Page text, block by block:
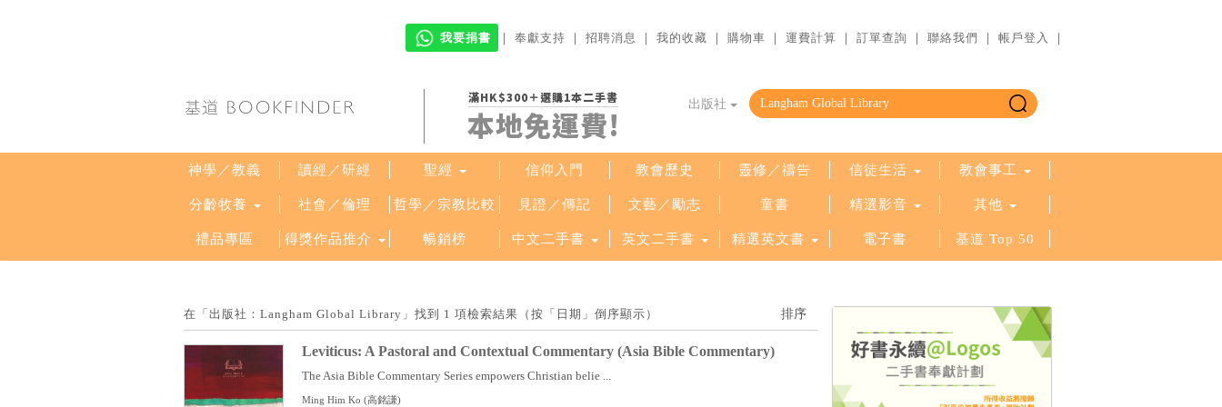
我要捐書 ｜ 奉獻支持 ｜ 招聘消息 ｜ 我的收藏 ｜ 購物車 ｜ 運費計算 ｜ 訂單查詢 ｜ 聯絡我們 ｜ 帳戶登入 ｜
滿HK$300＋選購1本二手書
本地免運費!
出版社
神學／教義 讀經／研經 聖經 信仰入門 教會歷史 靈修／禱告 信徒生活 教會事工
分齡牧養 社會／倫理 哲學／宗教比較 見證／傳記 文藝／勵志 童書 精選影音 其他
禮品專區 得獎作品推介 暢銷榜 中文二手書 英文二手書 精選英文書 電子書 基道 Top 50
在「出版社：Langham Global Library」找到 1 項檢索結果（按「日期」倒序顯示）
Leviticus: A Pastoral and Contextual Commentary (Asia Bible Commentary)
The Asia Bible Commentary Series empowers Christian belie ...
Ming Him Ko (高銘謙)